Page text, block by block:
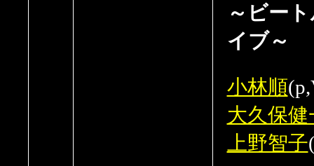
～ビー
イブ～
小林順
大久保健
上野智子